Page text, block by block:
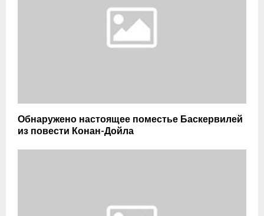
Обнаружено настоящее поместье Баскервилей
из повести Конан-Дойла